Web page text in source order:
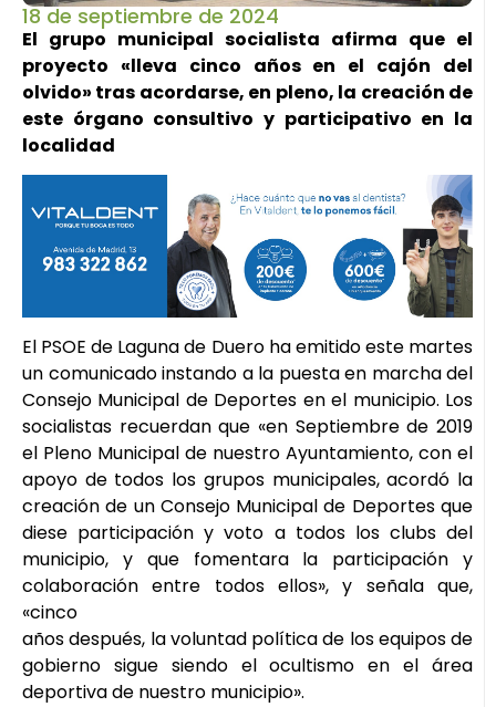
18 de septiembre de 2024
El grupo municipal socialista afirma que el
proyecto «lleva cinco años en el cajón del
olvido» tras acordarse, en pleno, la creación de
este órgano consultivo y participativo en la
localidad
El PSOE de Laguna de Duero ha emitido este martes
un comunicado instando a la puesta en marcha del
Consejo Municipal de Deportes en el municipio. Los
socialistas recuerdan que «en Septiembre de 2019
el Pleno Municipal de nuestro Ayuntamiento, con el
apoyo de todos los grupos municipales, acordó la
creación de un Consejo Municipal de Deportes que
diese participación y voto a todos los clubs del
municipio, y que fomentara la participación y
colaboración entre todos ellos», y señala que,
«cinco
años después, la voluntad política de los equipos de
gobierno sigue siendo el ocultismo en el área
deportiva de nuestro municipio».